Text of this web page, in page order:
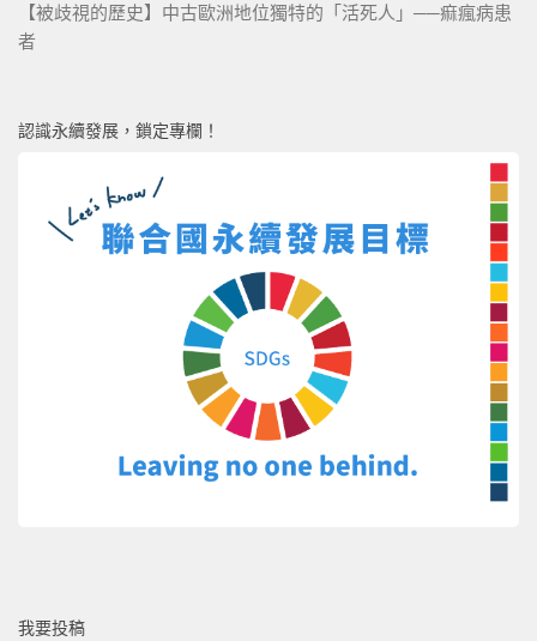
【被歧視的歷史】中古歐洲地位獨特的「活死人」──痲瘋病患
者
認識永續發展，鎖定專欄！
我要投稿